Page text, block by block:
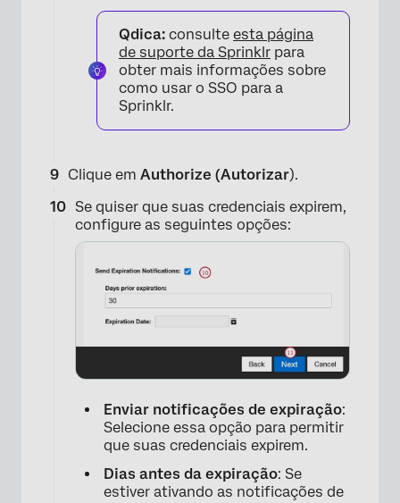
Qdica: consulte esta página
de suporte da Sprinklr para
obter mais informações sobre
como usar o SSO para a
Sprinklr.
Clique em Authorize (Autorizar).
Se quiser que suas credenciais expirem,
configure as seguintes opções:
Enviar notificações de expiração:
Selecione essa opção para permitir
que suas credenciais expirem.
Dias antes da expiração: Se
estiver ativando as notificações de